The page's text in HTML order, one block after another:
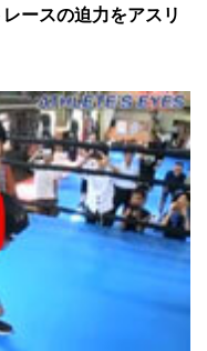
ースの迫力をアスリ